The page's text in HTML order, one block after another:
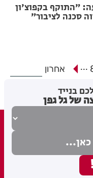
״התוקף בקפוצ׳ון
סכנה לציבור״
... אחרון
בנייד
של גל גפן